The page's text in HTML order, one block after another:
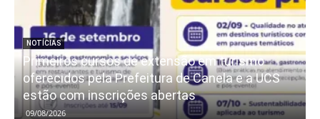
NOTÍCIAS
Primeiros cursos de extensão em turismo
oferecidos pela Prefeitura de Canela e a UCS
estão com inscrições abertas
09/08/2026